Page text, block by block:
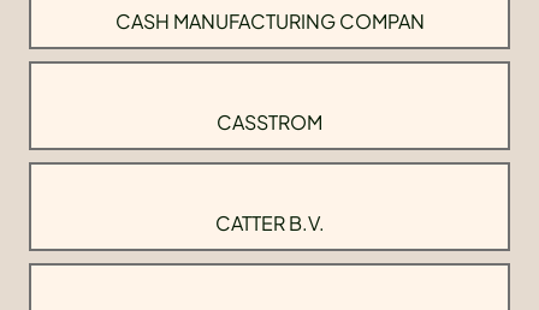
CASH MANUFACTURING COMPAN
CASSTROM
CATTER B.V.